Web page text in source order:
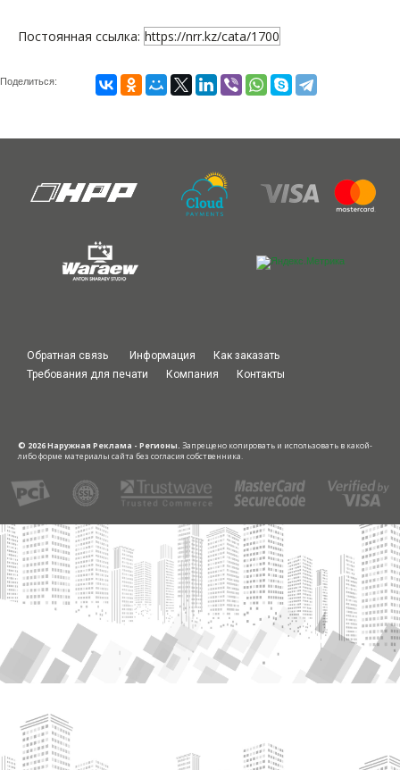
Постоянная ссылка: https://nrr.kz/cata/1700
Поделиться:
Обратная связь Информация
Как заказать
Требования для печати
Компания Контакты
© 2026 Наружная Реклама - Регионы. Запрещено копировать и использовать в какой-
либо форме материалы сайта без согласия собственника.